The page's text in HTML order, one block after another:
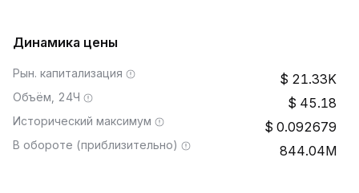
Динамика цены
Рын. капитализация 21.33K
Объём, 24Ч 45.18
Исторический максимум 0.092679
В обороте (приблизительно) 844.04M